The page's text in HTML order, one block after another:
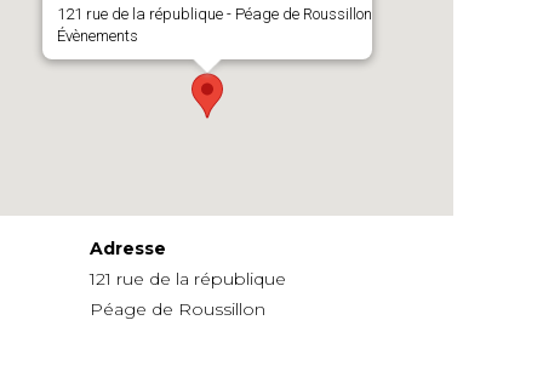
121 rue de la république - Péage de Roussillon
Évènements
Adresse
121 rue de la république
Péage de Roussillon